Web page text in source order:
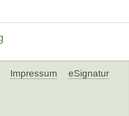
Impressum eSignatur